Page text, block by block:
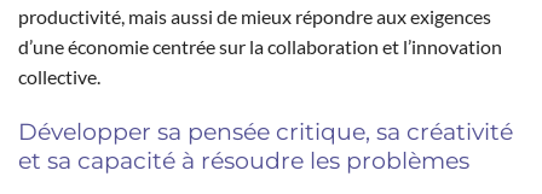
productivité, mais aussi de mieux répondre aux exigences
d’une économie centrée sur la collaboration et l’innovation
collective.
Développer sa pensée critique, sa créativité
et sa capacité à résoudre les problèmes